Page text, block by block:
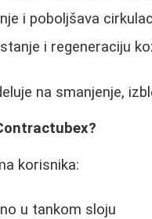
i poboljšava
i regeneraciju
na smanjenje,
korisnika:
u tankom sloju